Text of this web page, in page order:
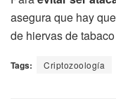
asegura que hay
de hiervas de
Tags: Criptozoología